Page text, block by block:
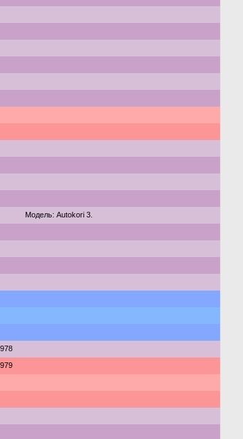
Модель: Autokori 3.